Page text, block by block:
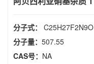
分子式： C25H27F2N9O
分子量： 507.55
CAS号： NA